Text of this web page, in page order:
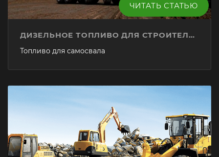
ЧИТАТЬ СТАТЬЮ
ДИЗЕЛЬНОЕ ТОПЛИВО ДЛЯ СТРОИТЕЛЬНОЙ ТЕХНИКИ
Топливо для самосвала